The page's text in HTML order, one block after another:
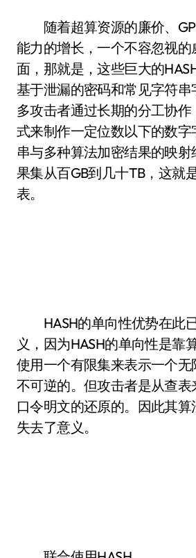
随着超算资源的廉价、
能力的增长，一个不容忽视
面，那就是，这些巨大的
基于泄漏的密码和常见字符
多攻击者通过长期的分工协
式来制作一定位数以下的数
串与多种算法加密结果的映
果集从百GB到几十TB，这就
表。
HASH的单向性优势在此
义，因为HASH的单向性是靠
使用一个有限集来表示一个
不可逆的。但攻击者是从查表
口令明文的还原的。因此其
失去了意义。